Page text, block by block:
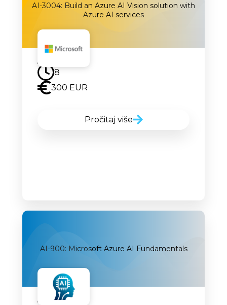
AI-3004: Build an Azure AI Vision solution with
Azure AI services
Uskoro
8
300 EUR
Pročitaj više
AI-900: Microsoft Azure AI Fundamentals
Uskoro